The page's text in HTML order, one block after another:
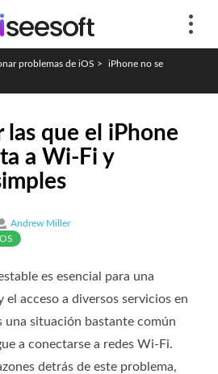
problemas de iOS >
iPhone no se
las que el iPhone
a Wi-Fi y
Andrew Miller
es esencial para una
acceso a diversos servicios en
una situación bastante común
a conectarse a redes Wi-Fi.
detrás de este problema,